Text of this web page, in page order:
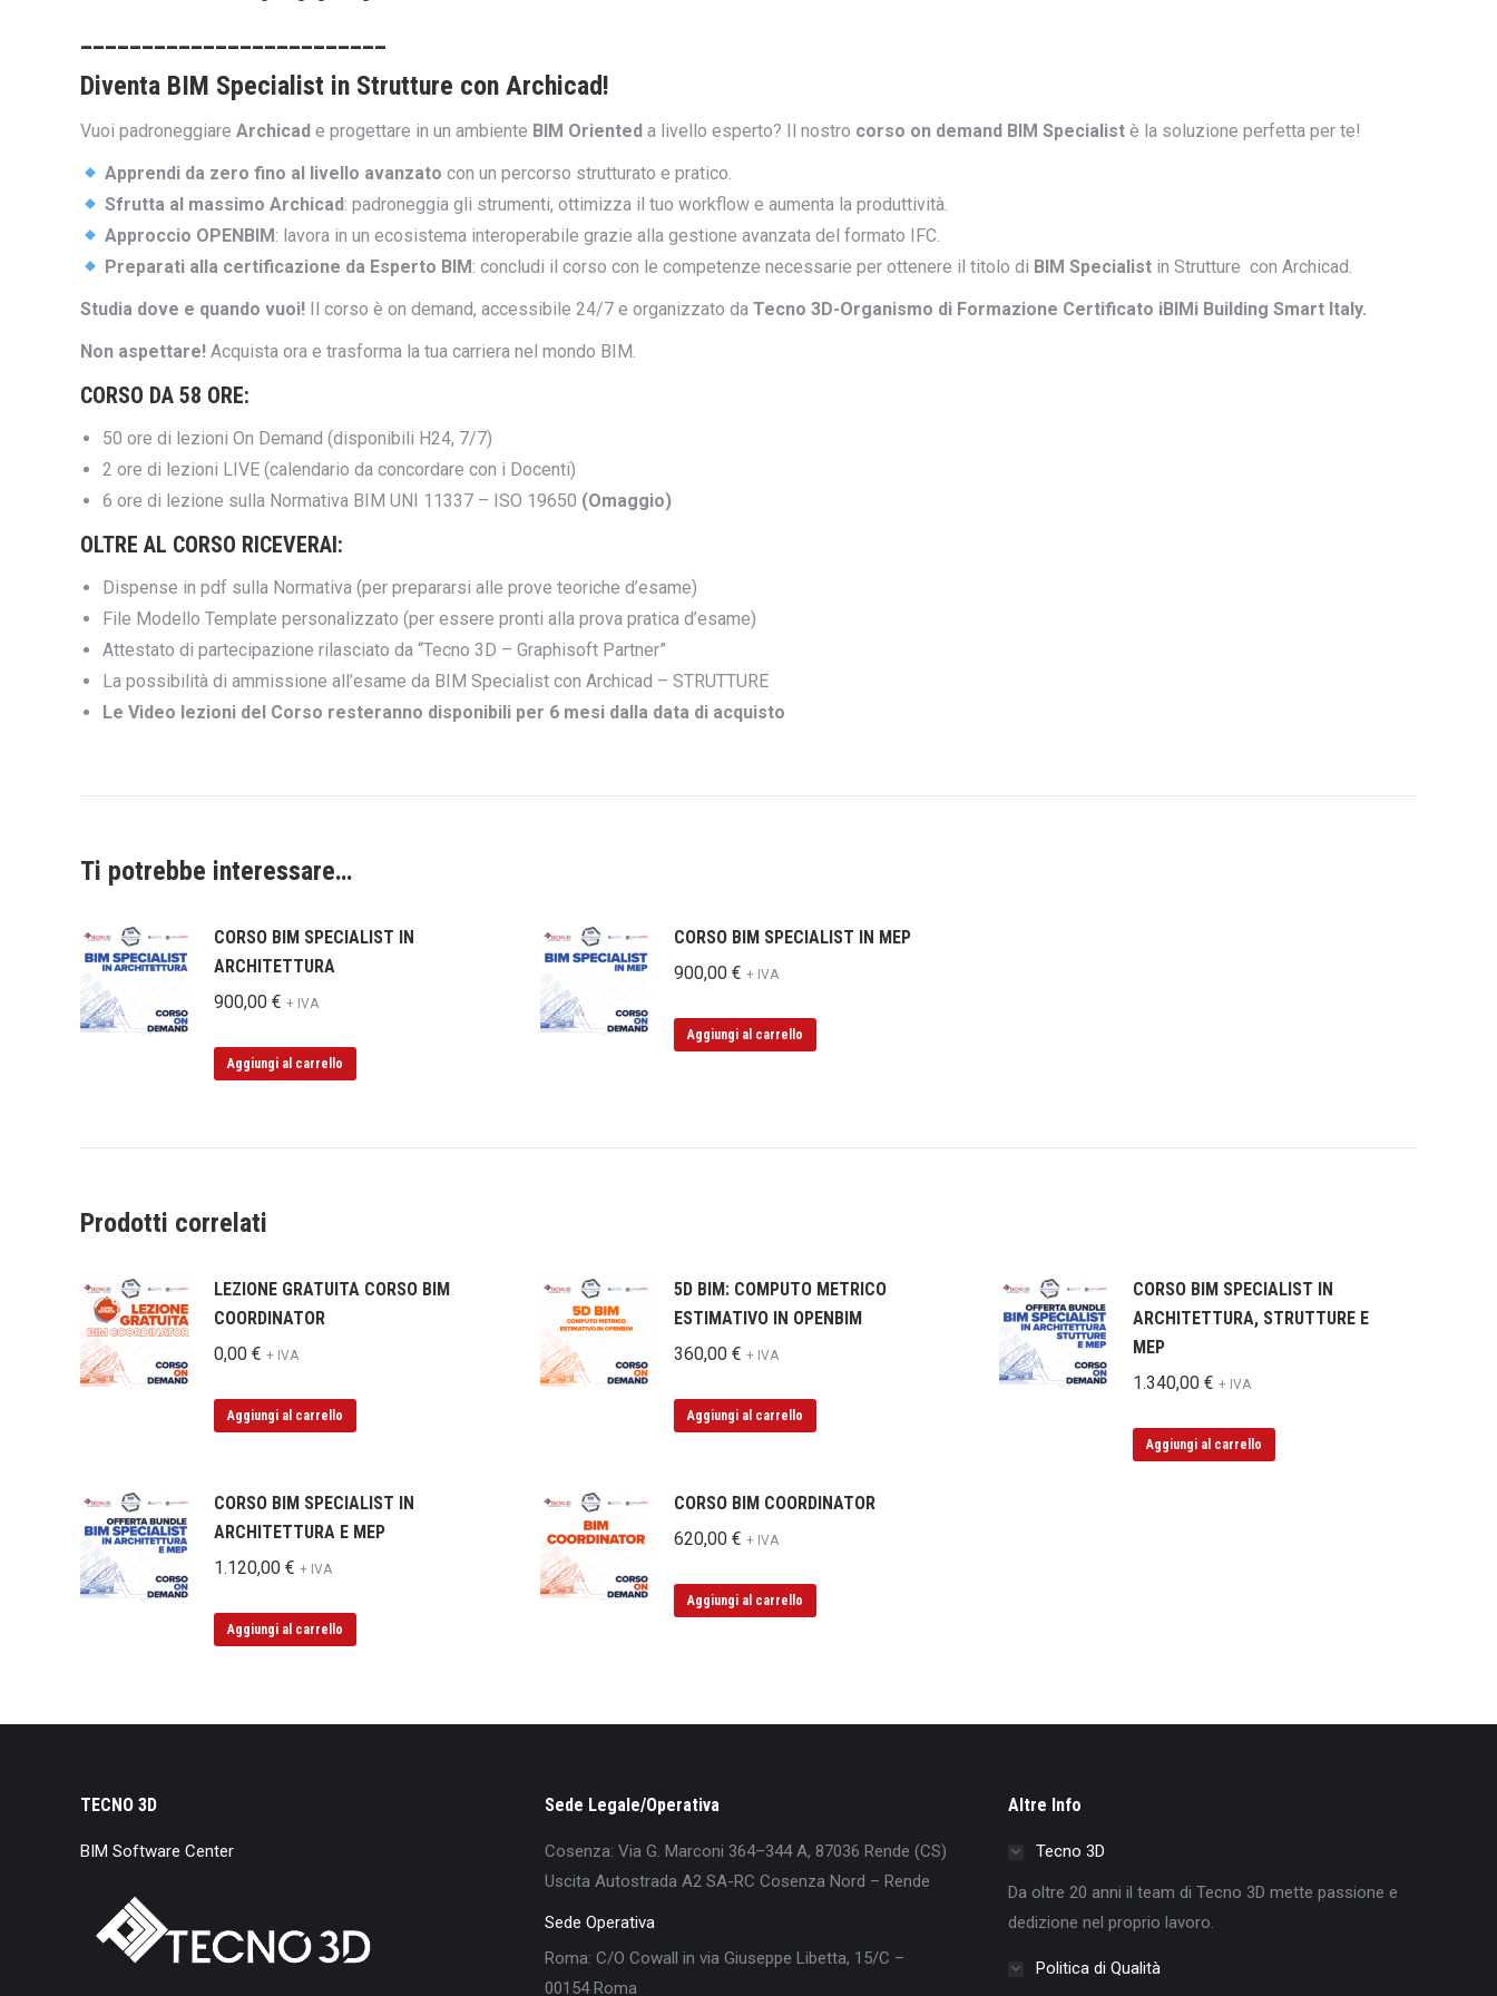
Diventa BIM Specialist in Strutture con Archicad!
Vuoi padroneggiare Archicad e progettare in un ambiente BIM Oriented a livello esperto? Il nostro corso on demand BIM Specialist è la soluzione perfetta per te!
Apprendi da zero fino al livello avanzato con un percorso strutturato e pratico.
Sfrutta al massimo Archicad: padroneggia gli strumenti, ottimizza il tuo workflow e aumenta la produttività.
Approccio OPENBIM: lavora in un ecosistema interoperabile grazie alla gestione avanzata del formato IFC.
Preparati alla certificazione da Esperto BIM: concludi il corso con le competenze necessarie per ottenere il titolo di BIM Specialist in Strutture con Archicad.
Studia dove e quando vuoi! Il corso è on demand, accessibile 24/7 e organizzato da Tecno 3D-Organismo di Formazione Certificato iBIMi Building Smart Italy.
Non aspettare! Acquista ora e trasforma la tua carriera nel mondo BIM.
CORSO DA 58 ORE:
50 ore di lezioni On Demand (disponibili H24, 7/7)
2 ore di lezioni LIVE (calendario da concordare con i Docenti)
6 ore di lezione sulla Normativa BIM UNI 11337 – ISO 19650 (Omaggio)
OLTRE AL CORSO RICEVERAI:
Dispense in pdf sulla Normativa (per prepararsi alle prove teoriche d’esame)
File Modello Template personalizzato (per essere pronti alla prova pratica d’esame)
Attestato di partecipazione rilasciato da “Tecno 3D – Graphisoft Partner”
La possibilità di ammissione all’esame da BIM Specialist con Archicad – STRUTTURE
Le Video lezioni del Corso resteranno disponibili per 6 mesi dalla data di acquisto
Ti potrebbe interessare…
CORSO BIM SPECIALIST IN
ARCHITETTURA
900,00 € + IVA
Aggiungi al carrello
CORSO BIM SPECIALIST IN MEP
900,00 € + IVA
Aggiungi al carrello
Prodotti correlati
LEZIONE GRATUITA CORSO BIM
COORDINATOR
0,00 € + IVA
Aggiungi al carrello
5D BIM: COMPUTO METRICO
ESTIMATIVO IN OPENBIM
360,00 € + IVA
Aggiungi al carrello
CORSO BIM SPECIALIST IN
ARCHITETTURA, STRUTTURE E
MEP
1.340,00 € + IVA
Aggiungi al carrello
CORSO BIM SPECIALIST IN
ARCHITETTURA E MEP
1.120,00 € + IVA
Aggiungi al carrello
CORSO BIM COORDINATOR
620,00 € + IVA
Aggiungi al carrello
TECNO 3D
BIM Software Center
Sede Legale/Operativa
Cosenza: Via G. Marconi 364–344 A, 87036 Rende (CS)
Uscita Autostrada A2 SA-RC Cosenza Nord – Rende
Sede Operativa
Roma: C/O Cowall in via Giuseppe Libetta, 15/C –
00154 Roma
Altre Info
Tecno 3D
Da oltre 20 anni il team di Tecno 3D mette passione e
dedizione nel proprio lavoro.
Politica di Qualità